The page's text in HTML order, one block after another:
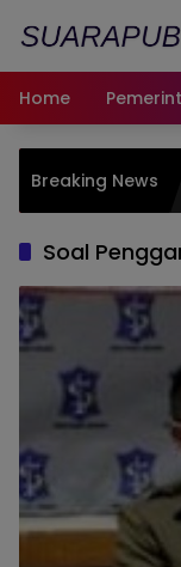
Home
Breaking News
Soal